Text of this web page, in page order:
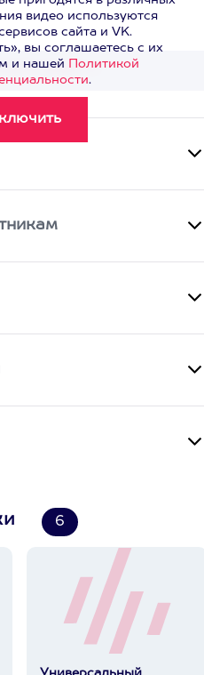
видео>
видео используются
сайта и VK.
вы соглашаетесь с их
и нашей Политикой
.
6